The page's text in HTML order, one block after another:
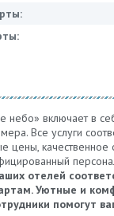
небо» включает в
Все услуги
цены, качественное
отелей
Уютные и
помогут